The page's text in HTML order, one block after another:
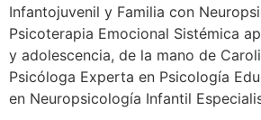
Infantojuvenil y Familia con
Psicoterapia Emocional Sistémica
y adolescencia, de la mano de
Psicóloga Experta en Psicología
en Neuropsicología Infantil